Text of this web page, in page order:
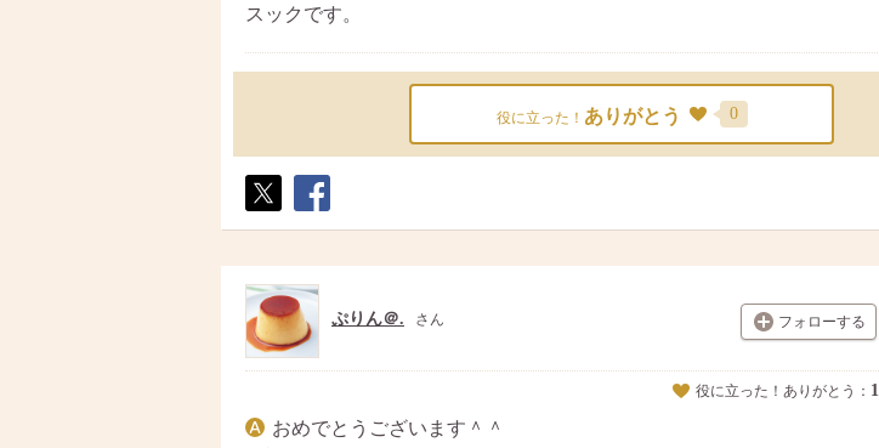
スックです。
役に立った！ ありがとう 0
ト
ア
フォローする
ぷりん＠. さん
役に立った！ありがとう： 1
おめでとうございます＾＾